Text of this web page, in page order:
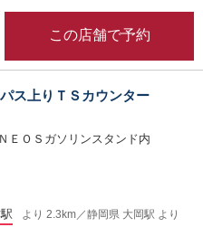
この店舗で予約
ス上りＴＳカウンター
ＥＯＳガソリンスタンド内
より 2.3km／静岡県 大岡駅 より